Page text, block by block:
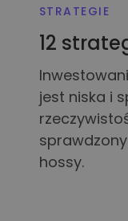
STRATEGIE
12
jest niska i
hossy.